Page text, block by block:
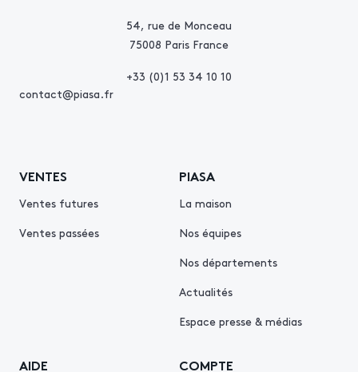
54, rue de Monceau
75008 Paris France
+33 (0)1 53 34 10 10
contact@piasa.fr
VENTES
Ventes futures
Ventes passées
PIASA
La maison
Nos équipes
Nos départements
Actualités
Espace presse & médias
AIDE COMPTE